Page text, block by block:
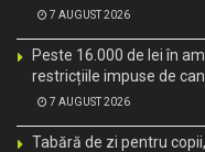
7 AUGUST 2026
Peste 16.000 de lei în
restricțiile impuse de
7 AUGUST 2026
Tabără de zi pentru